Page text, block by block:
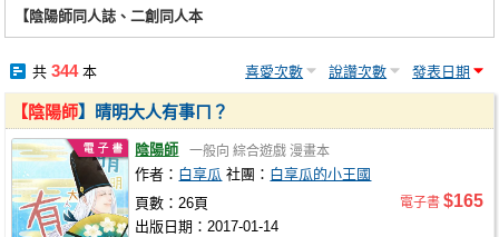
【陰陽師同人誌、二創同人本
共 344本 喜愛次數 說讚次數 發表日期
【陰陽師】晴明大人有事ㄇ？
陰陽師 一般向 綜合遊戲 漫畫本
作者： 白享瓜 社團： 白享瓜的小王國
頁數：26頁
出版日期：2017-01-14
電子書 $165